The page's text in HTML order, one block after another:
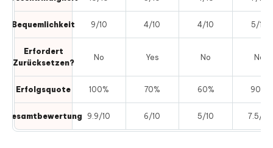
Bequemlichkeit 9/10 4/10 4/10 5/10
Erfordert
Zurücksetzen?
No Yes No No
Erfolgsquote 100% 70% 60% 90%
Gesamtbewertung 9.9/10 6/10 5/10 7.5/10